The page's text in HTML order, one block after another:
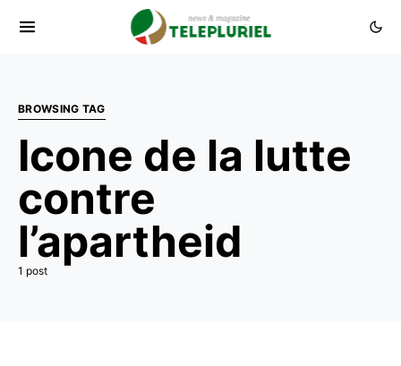
BROWSING TAG
Icone de la lutte
contre
l’apartheid
1 post